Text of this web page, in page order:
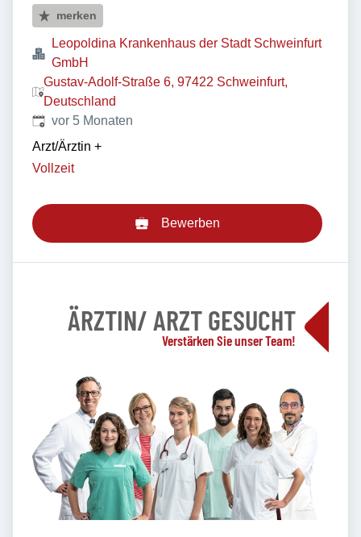
merken
Leopoldina Krankenhaus der Stadt Schweinfurt
GmbH
Gustav-Adolf-Straße 6, 97422 Schweinfurt,
Deutschland
Veröffentlicht:
vor 5 Monaten
Arzt/Ärztin +
Vollzeit
Bewerben